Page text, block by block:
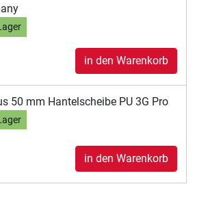
in den Warenkorb
50 mm Hantelscheibe PU 3G Pro
in den Warenkorb